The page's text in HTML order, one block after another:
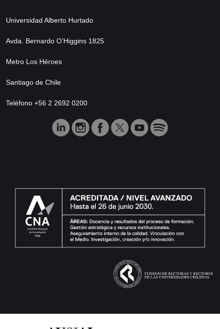
Universidad Alberto Hurtado
Avda. Bernardo O’Higgins 1825
Metro Los Héroes
Santiago de Chile
Teléfono +56 2 2692 0200